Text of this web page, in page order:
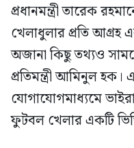
প্রধানমন্ত্রী তারেক
খেলাধুলার প্রতি আগ্রহ
অজানা কিছু তথ্যও
প্রতিমন্ত্রী আমিনুল হক।
যোগাযোগমাধ্যমে
ফুটবল খেলার একটি